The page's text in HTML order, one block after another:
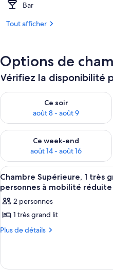
Bar
Tout afficher
Options de
Vérifiez la disponibilité
Ce soir
août 8 - août 9
Vérifier la disponibilité pour
Ce week-end
août 14 - août 16
Vérifier la disponibilité pour
Afficher
toutes
les
photos
pour
ce
chambre :
6
Chambre Supérieure, 1 très
personnes à mobilité réduite
2 personnes
1 très grand lit
Plus de détails
Plus
le